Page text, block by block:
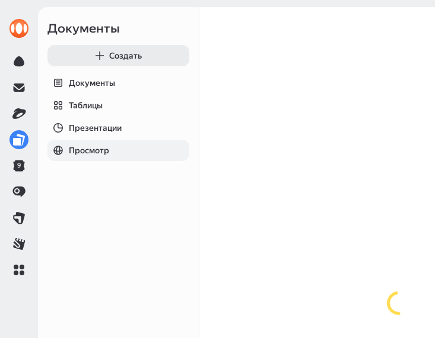
9
Документы
Создать
Документы
Таблицы
Презентации
Просмотр